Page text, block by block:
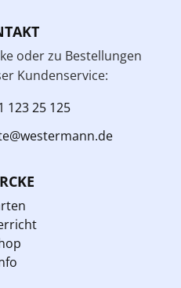
oder zu Bestellungen
Kundenservice:
123 25 125